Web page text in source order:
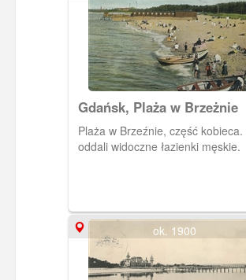
Gdańsk, Plaża w Brzeżnie
Plaża w Brzeźnie, część kobieca.
oddali widoczne łazienki męskie.
ok. 1900